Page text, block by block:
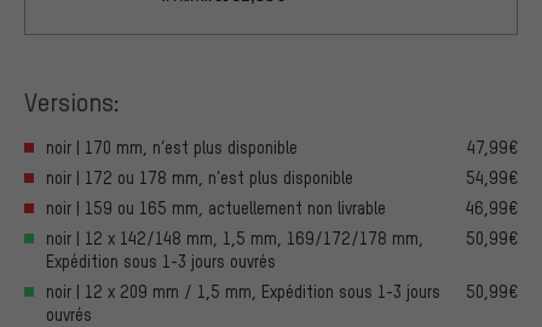
Versions:
noir | 170 mm, n’est plus disponible
47,99€
noir | 172 ou 178 mm, n’est plus disponible
54,99€
noir | 159 ou 165 mm, actuellement non livrable
46,99€
noir | 12 x 142/148 mm, 1,5 mm, 169/172/178 mm,
Expédition sous 1-3 jours ouvrés
50,99€
noir | 12 x 209 mm / 1,5 mm, Expédition sous 1-3 jours
ouvrés
50,99€